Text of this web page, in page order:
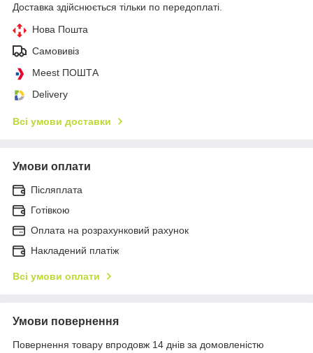
Доставка здійснюється тільки по передоплаті.
Нова Пошта
Самовивіз
Meest ПОШТА
Delivery
Всі умови доставки
Умови оплати
Післяплата
Готівкою
Оплата на розрахунковий рахунок
Накладений платіж
Всі умови оплати
Умови повернення
Повернення товару впродовж 14 днів за домовленістю